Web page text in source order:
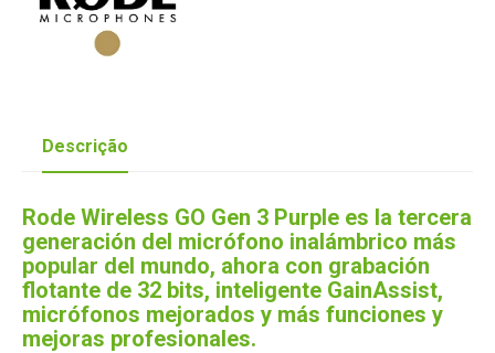
Descrição
Rode Wireless GO Gen 3 Purple es la tercera
generación del micrófono inalámbrico más
popular del mundo, ahora con grabación
flotante de 32 bits, inteligente GainAssist,
micrófonos mejorados y más funciones y
mejoras profesionales.